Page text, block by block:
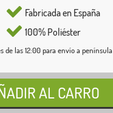
Fabricada en España
100% Poliéster
de las 12:00 para envío a península